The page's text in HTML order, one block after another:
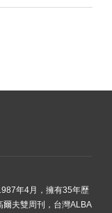
年4月，擁有35年歷
爾夫雙周刊，台灣ALBA